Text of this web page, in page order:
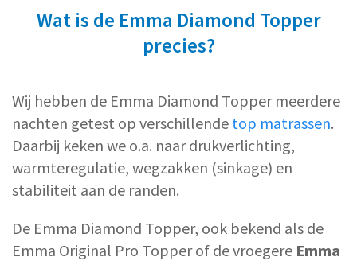
Wat is de Emma Diamond Topper
precies?
Wij hebben de Emma Diamond Topper meerdere
nachten getest op verschillende top matrassen.
Daarbij keken we o.a. naar drukverlichting,
warmteregulatie, wegzakken (sinkage) en
stabiliteit aan de randen.
De Emma Diamond Topper, ook bekend als de
Emma Original Pro Topper of de vroegere Emma